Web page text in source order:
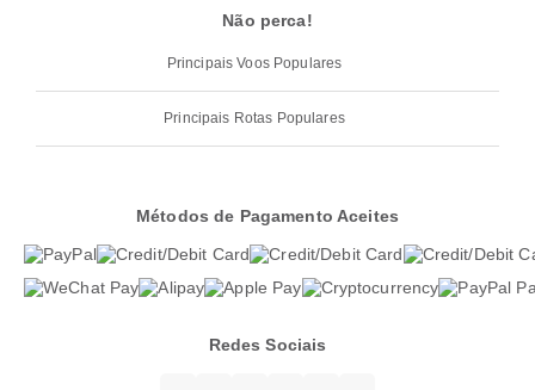
Não perca!
Principais Voos Populares
Principais Rotas Populares
Métodos de Pagamento Aceites
Redes Sociais